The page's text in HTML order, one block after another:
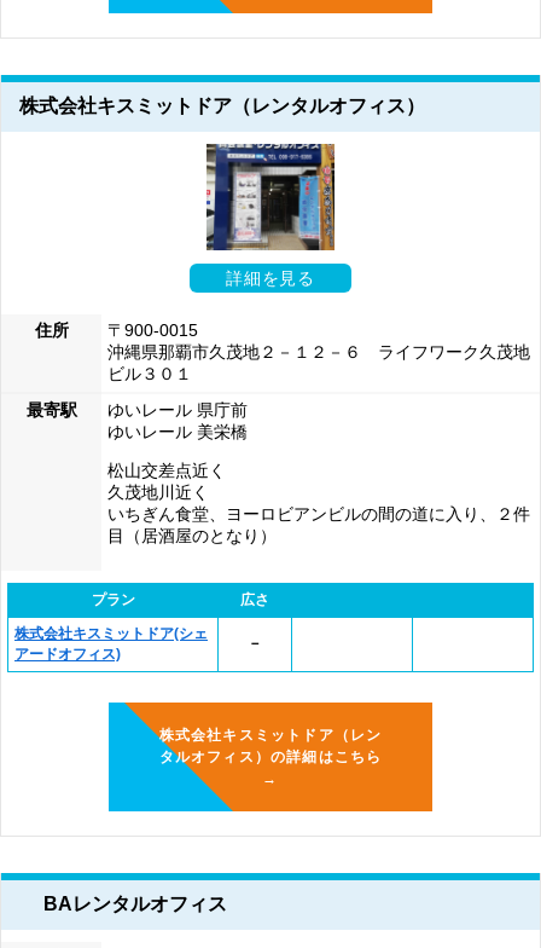
株式会社キスミットドア（レンタルオフィス）
詳細を見る
住所
〒900-0015
沖縄県那覇市久茂地２－１２－６ ライフワーク久茂地
ビル３０１
最寄駅
ゆいレール 県庁前
ゆいレール 美栄橋
松山交差点近く
久茂地川近く
いちぎん食堂、ヨーロビアンビルの間の道に入り、２件
目（居酒屋のとなり）
プラン
広さ
株式会社キスミットドア(シェ
アードオフィス)
－
株式会社キスミットドア（レン
タルオフィス）の詳細はこちら
→
BAレンタルオフィス